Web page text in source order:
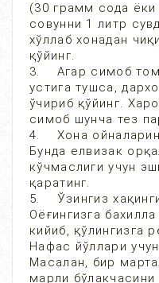
(30 грамм сода ёки
совунни 1 литр
хўллаб хонадан
қўйинг.
3. Агар симоб
устига тушса,
ўчириб қўйинг.
симоб шунча тез
4. Хона
Бунда елвизак
кўчмаслиги учун
қаратинг.
5. Ўзингиз
Оёғингизга
кийиб, қўлингизга
Нафас йўллари
Масалан, бир
марли бўлакчасини